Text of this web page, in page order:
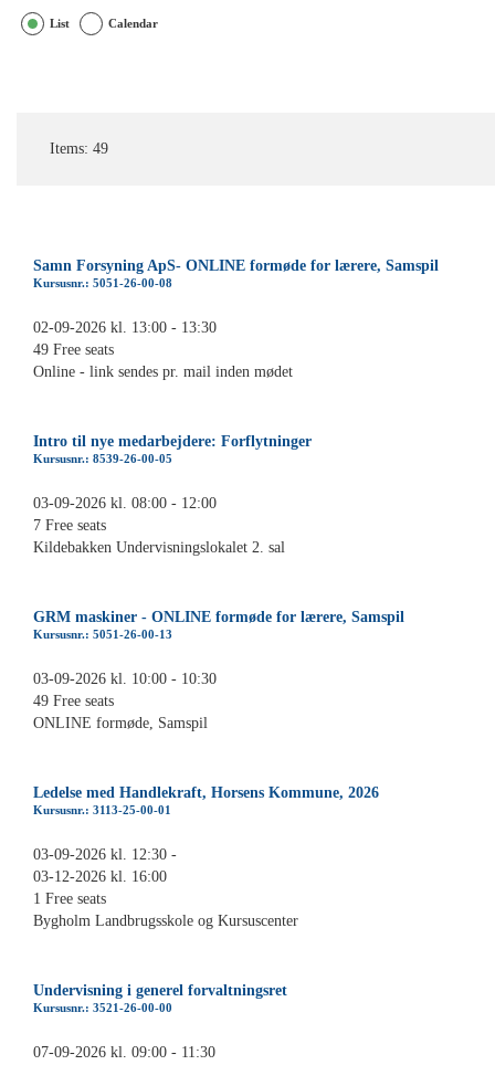
List Calendar
Items: 49
Samn Forsyning ApS- ONLINE formøde for lærere, Samspil
Kursusnr.: 5051-26-00-08
02-09-2026 kl. 13:00 - 13:30
49 Free seats
Online - link sendes pr. mail inden mødet
Intro til nye medarbejdere: Forflytninger
Kursusnr.: 8539-26-00-05
03-09-2026 kl. 08:00 - 12:00
7 Free seats
Kildebakken Undervisningslokalet 2. sal
GRM maskiner - ONLINE formøde for lærere, Samspil
Kursusnr.: 5051-26-00-13
03-09-2026 kl. 10:00 - 10:30
49 Free seats
ONLINE formøde, Samspil
Ledelse med Handlekraft, Horsens Kommune, 2026
Kursusnr.: 3113-25-00-01
03-09-2026 kl. 12:30 -
03-12-2026 kl. 16:00
1 Free seats
Bygholm Landbrugsskole og Kursuscenter
Undervisning i generel forvaltningsret
Kursusnr.: 3521-26-00-00
07-09-2026 kl. 09:00 - 11:30